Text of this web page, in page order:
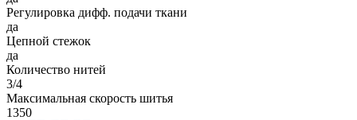
Регулировка дифф. подачи ткани
да
Цепной стежок
да
Количество нитей
3/4
Максимальная скорость шитья
1350